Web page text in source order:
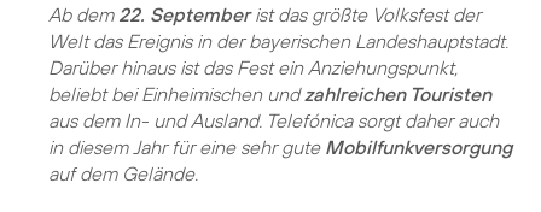
Ab dem 22. Septemberist das größte Volksfest der
Welt das Ereignis in der bayerischen Landeshauptstadt.
Darüber hinaus ist das Fest ein Anziehungspunkt,
beliebt bei Einheimischen undzahlreichen Touristen
aus dem In- und Ausland. Telefónica sorgt daher auch
in diesem Jahr für eine sehr gute Mobilfunkversorgung
auf dem Gelände.